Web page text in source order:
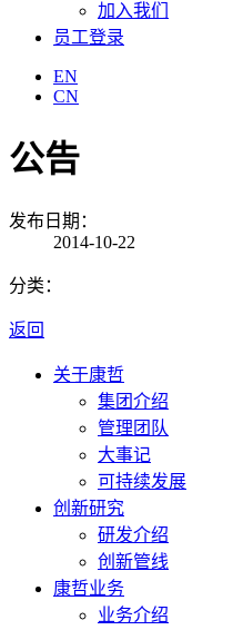
加入我们
员工登录
EN
CN
公告
发布日期：
2014-10-22
分类：
返回
关于康哲
集团介绍
管理团队
大事记
可持续发展
创新研究
研发介绍
创新管线
康哲业务
业务介绍